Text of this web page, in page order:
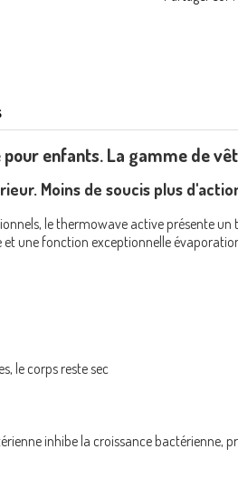
enfants. La gamme de
Moins de soucis plus
le thermowave active présente
une fonction exceptionnelle
le corps reste sec
inhibe la croissance